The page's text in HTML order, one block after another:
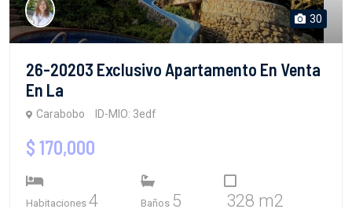
30
26-20203 Exclusivo Apartamento En Venta
En La
Carabobo ID-MIO: 3edf
$ 170,000
Habitaciones 4 Baños 5 328 m2